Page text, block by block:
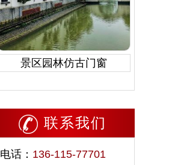
景区园林仿古门窗
联系我们
电话： 136-115-77701